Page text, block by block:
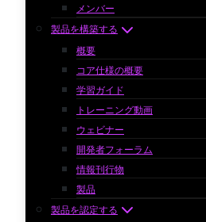
メンバー
製品を構築する
概要
コア仕様の概要
学習ガイド
トレーニング動画
ウェビナー
開発者フォーラム
情報刊行物
製品
製品を認定する